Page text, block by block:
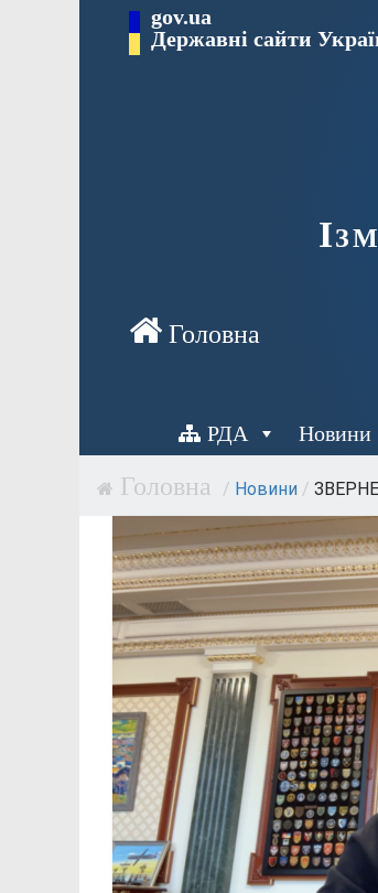
gov.ua
Державні сайти
РДА Новини
/ Новини /